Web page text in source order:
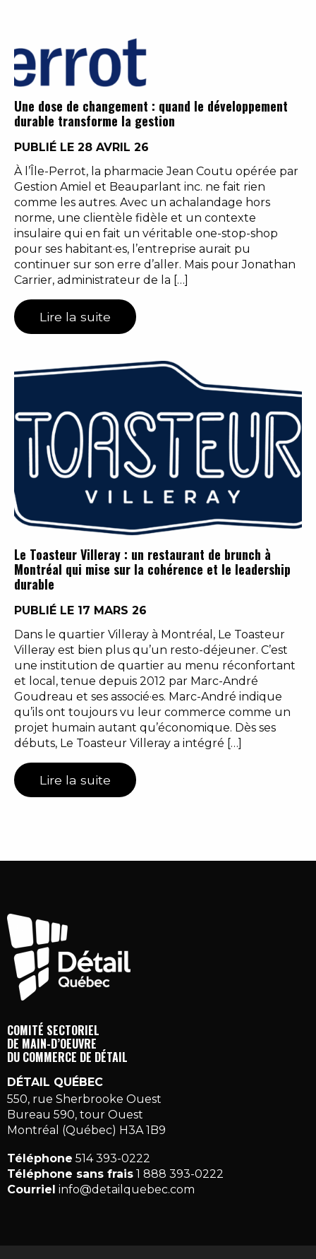
Une dose de changement : quand le développement
durable transforme la gestion
PUBLIÉ LE 28 AVRIL 26
À l’Île-Perrot, la pharmacie Jean Coutu opérée par
Gestion Amiel et Beauparlant inc. ne fait rien
comme les autres. Avec un achalandage hors
norme, une clientèle fidèle et un contexte
insulaire qui en fait un véritable one-stop-shop
pour ses habitant·es, l’entreprise aurait pu
continuer sur son erre d’aller. Mais pour Jonathan
Carrier, administrateur de la […]
Lire la suite
Le Toasteur Villeray : un restaurant de brunch à
Montréal qui mise sur la cohérence et le leadership
durable
PUBLIÉ LE 17 MARS 26
Dans le quartier Villeray à Montréal, Le Toasteur
Villeray est bien plus qu’un resto-déjeuner. C’est
une institution de quartier au menu réconfortant
et local, tenue depuis 2012 par Marc-André
Goudreau et ses associé·es. Marc-André indique
qu’ils ont toujours vu leur commerce comme un
projet humain autant qu’économique. Dès ses
débuts, Le Toasteur Villeray a intégré […]
Lire la suite
COMITÉ SECTORIEL
DE MAIN-D’OEUVRE
DU COMMERCE DE DÉTAIL
DÉTAIL QUÉBEC
550, rue Sherbrooke Ouest
Bureau 590, tour Ouest
Montréal (Québec) H3A 1B9
Téléphone 514 393-0222
Téléphone sans frais 1 888 393-0222
Courriel info@detailquebec.com